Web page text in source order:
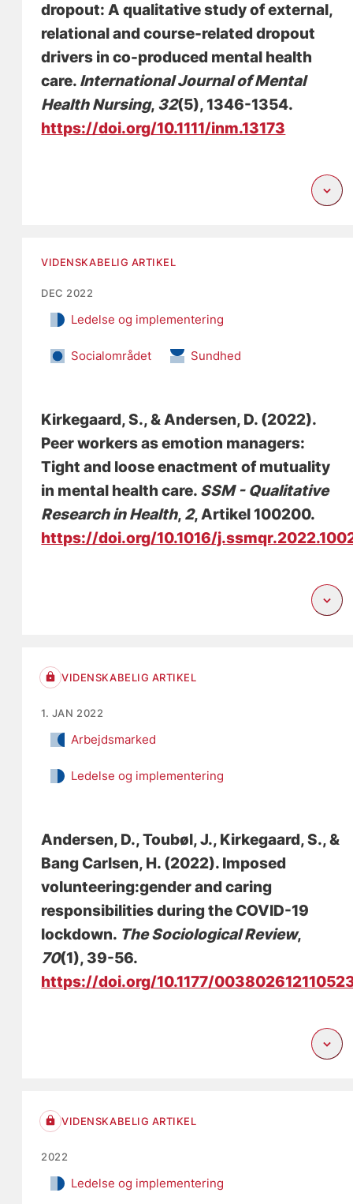
dropout: A qualitative study of external,
relational and course-related dropout
drivers in co-produced mental health
care. International Journal of Mental
Health Nursing, 32(5), 1346-1354.
https://doi.org/10.1111/inm.13173
VIDENSKABELIG ARTIKEL
DEC 2022
Ledelse og implementering
Socialområdet Sundhed
Kirkegaard, S., & Andersen, D. (2022).
Peer workers as emotion managers:
Tight and loose enactment of mutuality
in mental health care. SSM - Qualitative
Research in Health, 2, Artikel 100200.
https://doi.org/10.1016/
VIDENSKABELIG ARTIKEL
1. JAN 2022
Arbejdsmarked
Ledelse og implementering
Andersen, D., Toubøl, J., Kirkegaard, S., &
Bang Carlsen, H. (2022). Imposed
volunteering:gender and caring
responsibilities during the COVID-19
lockdown. The Sociological Review,
70(1), 39-56.
https://doi.org/10.1177/
VIDENSKABELIG ARTIKEL
2022
Ledelse og implementering